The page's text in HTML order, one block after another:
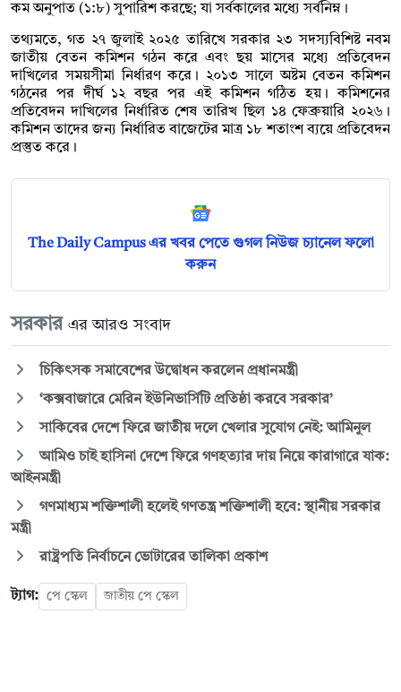
কম অনুপাত (১:৮) সুপারিশ করছে; যা সর্বকালের মধ্যে সর্বনিম্ন।
তথ্যমতে, গত ২৭ জুলাই ২০২৫ তারিখে সরকার ২৩ সদস্যবিশিষ্ট নবম
জাতীয় বেতন কমিশন গঠন করে এবং ছয় মাসের মধ্যে প্রতিবেদন
দাখিলের সময়সীমা নির্ধারণ করে। ২০১৩ সালে অষ্টম বেতন কমিশন
গঠনের পর দীর্ঘ ১২ বছর পর এই কমিশন গঠিত হয়। কমিশনের
প্রতিবেদন দাখিলের নির্ধারিত শেষ তারিখ ছিল ১৪ ফেব্রুয়ারি ২০২৬।
কমিশন তাদের জন্য নির্ধারিত বাজেটের মাত্র ১৮ শতাংশ ব্যয়ে প্রতিবেদন
প্রস্তুত করে।
The Daily Campus এর খবর পেতে গুগল নিউজ চ্যানেল ফলো
করুন
সরকার এর আরও সংবাদ
চিকিৎসক সমাবেশের উদ্বোধন করলেন প্রধানমন্ত্রী
‘কক্সবাজারে মেরিন ইউনিভার্সিটি প্রতিষ্ঠা করবে সরকার’
সাকিবের দেশে ফিরে জাতীয় দলে খেলার সুযোগ নেই: আমিনুল
আমিও চাই হাসিনা দেশে ফিরে গণহত্যার দায় নিয়ে কারাগারে যাক:
আইনমন্ত্রী
গণমাধ্যম শক্তিশালী হলেই গণতন্ত্র শক্তিশালী হবে: স্থানীয় সরকার
মন্ত্রী
রাষ্ট্রপতি নির্বাচনে ভোটারের তালিকা প্রকাশ
ট্যাগ: পে স্কেল জাতীয় পে স্কেল